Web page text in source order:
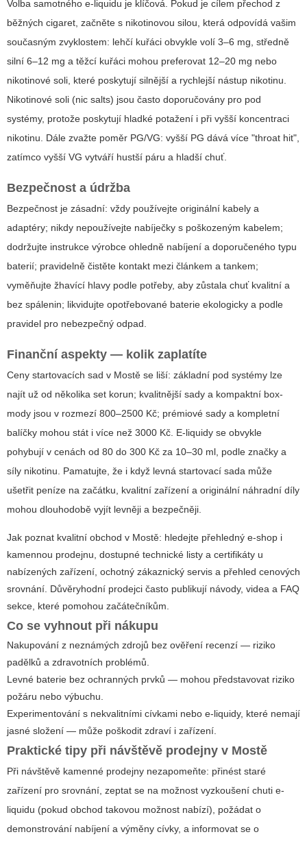
Volba samotného e-liquidu je klíčová. Pokud je cílem přechod z
běžných cigaret, začněte s nikotinovou silou, která odpovídá vašim
současným zvyklostem: lehčí kuřáci obvykle volí 3–6 mg, středně
silní 6–12 mg a těžcí kuřáci mohou preferovat 12–20 mg nebo
nikotinové soli, které poskytují silnější a rychlejší nástup nikotinu.
Nikotinové soli (nic salts) jsou často doporučovány pro pod
systémy, protože poskytují hladké potažení i při vyšší koncentraci
nikotinu. Dále zvažte poměr PG/VG: vyšší PG dává více "throat hit",
zatímco vyšší VG vytváří hustší páru a hladší chuť.
Bezpečnost a údržba
Bezpečnost je zásadní: vždy používejte originální kabely a
adaptéry; nikdy nepoužívejte nabíječky s poškozeným kabelem;
dodržujte instrukce výrobce ohledně nabíjení a doporučeného typu
baterií; pravidelně čistěte kontakt mezi článkem a tankem;
vyměňujte žhavící hlavy podle potřeby, aby zůstala chuť kvalitní a
bez spálenin; likvidujte opotřebované baterie ekologicky a podle
pravidel pro nebezpečný odpad.
Finanční aspekty — kolik zaplatíte
Ceny startovacích sad v Mostě se liší: základní pod systémy lze
najít už od několika set korun; kvalitnější sady a kompaktní box-
mody jsou v rozmezí 800–2500 Kč; prémiové sady a kompletní
balíčky mohou stát i více než 3000 Kč. E-liquidy se obvykle
pohybují v cenách od 80 do 300 Kč za 10–30 ml, podle značky a
síly nikotinu. Pamatujte, že i když levná startovací sada může
ušetřit peníze na začátku, kvalitní zařízení a originální náhradní díly
mohou dlouhodobě vyjít levněji a bezpečněji.
Jak poznat kvalitní obchod v Mostě: hledejte přehledný e-shop i
kamennou prodejnu, dostupné technické listy a certifikáty u
nabízených zařízení, ochotný zákaznický servis a přehled cenových
srovnání. Důvěryhodní prodejci často publikují návody, videa a FAQ
sekce, které pomohou začátečníkům.
Co se vyhnout při nákupu
Nakupování z neznámých zdrojů bez ověření recenzí — riziko
padělků a zdravotních problémů.
Levné baterie bez ochranných prvků — mohou představovat riziko
požáru nebo výbuchu.
Experimentování s nekvalitními cívkami nebo e-liquidy, které nemají
jasné složení — může poškodit zdraví i zařízení.
Praktické tipy při návštěvě prodejny v Mostě
Při návštěvě kamenné prodejny nezapomeňte: přinést staré
zařízení pro srovnání, zeptat se na možnost vyzkoušení chuti e-
liquidu (pokud obchod takovou možnost nabízí), požádat o
demonstrování nabíjení a výměny cívky, a informovat se o